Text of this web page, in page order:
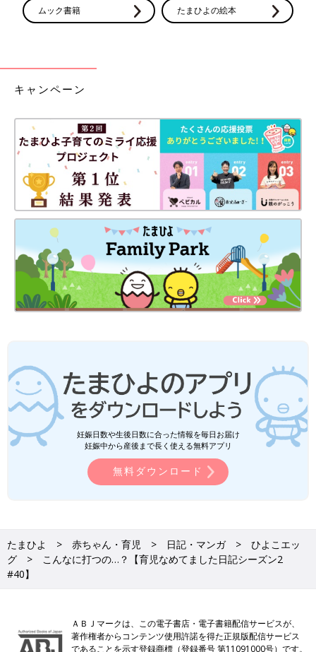
ムック書籍 たまひよの絵本
キャンペーン
妊娠日数や生後日数に合った情報を毎日お届け
妊娠中から産後まで長く使える無料アプリ
無料ダウンロード
たまひよ 赤ちゃん・育児 日記・マンガ
ひよこエッ
グ
こんなに打つの…？【育児なめてました日記シーズン2
#40】
ＡＢＪマークは、この電子書店・電子書籍配信サービスが、
著作権者からコンテンツ使用許諾を得た正規版配信サービス
であることを示す登録商標（登録番号 第11091000号）です。